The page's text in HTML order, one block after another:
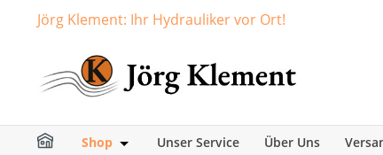
Zur Hauptnavigation springen
Jörg Klement: Ihr Hydrauliker vor Ort!
Shop Öffne oder Schließe das Dropdown der
Unser Service Über Uns